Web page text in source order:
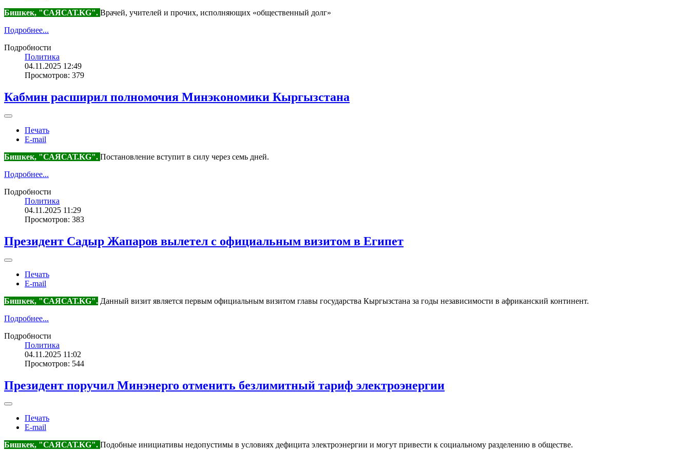
Бишкек, "САЯСАТ.KG". Врачей, учителей и прочих, исполняющих «общественный долг»
Подробнее...
Подробности
Политика
04.11.2025 12:49
Просмотров: 379
Кабмин расширил полномочия Минэкономики Кыргызстана
Печать
E-mail
Бишкек, "САЯСАТ.KG". Постановление вступит в силу через семь дней.
Подробнее...
Подробности
Политика
04.11.2025 11:29
Просмотров: 383
Президент Садыр Жапаров вылетел с официальным визитом в Египет
Печать
E-mail
Бишкек, "САЯСАТ.KG". Данный визит является первым официальным визитом главы государства Кыргызстана за годы независимости в африканский континент.
Подробнее...
Подробности
Политика
04.11.2025 11:02
Просмотров: 544
Президент поручил Минэнерго отменить безлимитный тариф электроэнергии
Печать
E-mail
Бишкек, "САЯСАТ.KG". Подобные инициативы недопустимы в условиях дефицита электроэнергии и могут привести к социальному разделению в обществе.